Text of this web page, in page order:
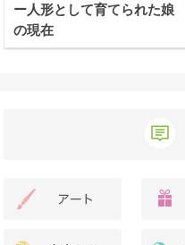
ー人形として育てられた娘
の現在